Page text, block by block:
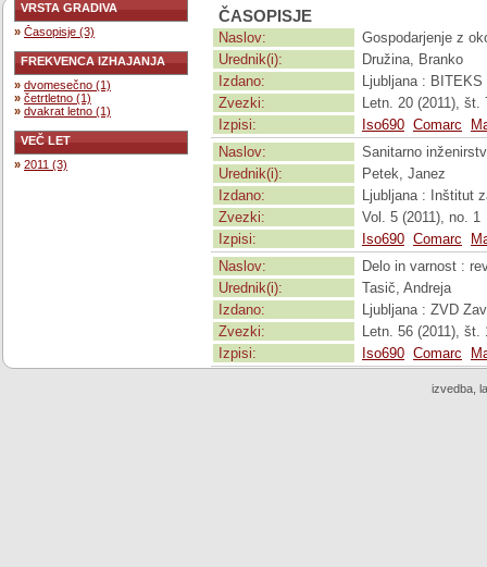
VRSTA GRADIVA
» Časopisje (3)
FREKVENCA IZHAJANJA
» dvomesečno (1)
» četrtletno (1)
» dvakrat letno (1)
VEČ LET
» 2011 (3)
ČASOPISJE
Naslov:
Gospodarjenje z
Urednik(i):
Družina, Branko
Izdano:
Ljubljana : BITEKS
Zvezki:
Letn. 20 (2011), št.
Izpisi:
Iso690 Comarc
Naslov:
Sanitarno
Urednik(i):
Petek, Janez
Izdano:
Ljubljana : Inštitut
Zvezki:
Vol. 5 (2011), no. 1
Izpisi:
Iso690 Comarc
Naslov:
Delo in varnost :
Urednik(i):
Tasič, Andreja
Izdano:
Ljubljana : ZVD
Zvezki:
Letn. 56 (2011), št.
Izpisi:
Iso690 Comarc
izvedba,